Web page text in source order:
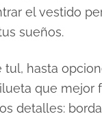
el vestido
sueños.
hasta
que
detalles: